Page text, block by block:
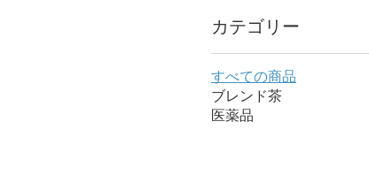
カテゴリー
すべての商品
ブレンド茶
医薬品